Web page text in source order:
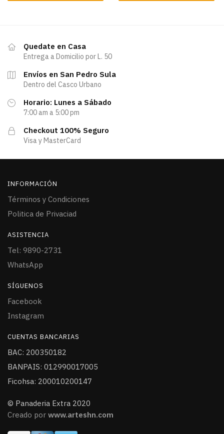
Quedate en Casa
Entrega a Domicilio por L. 50
Envíos en San Pedro Sula
Dentro del Casco Urbano
Horario: Lunes a Sábado
7:00 am a 5:00 pm
Checkout 100% Seguro
Visa y MasterCard
INFORMACIÓN
Términos y Condiciones
Politica de Privaciad
ASISTENCIA
Tel: 9890-2731
WhatsApp
SÍGUENOS
Facebook
Instagram
CUENTAS BANCARIAS
BAC: 200350182
BANPAIS: 012990017005
Ficohsa: 200010200147
© Panaderia Extra 2020
Creado por www.arteshn.com